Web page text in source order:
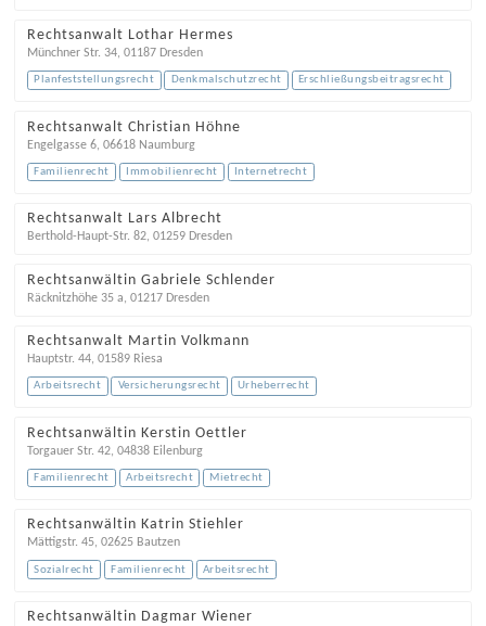
Rechtsanwalt Lothar Hermes
Münchner Str. 34, 01187 Dresden
Planfeststellungsrecht Denkmalschutzrecht Erschließungsbeitragsrecht
Rechtsanwalt Christian Höhne
Engelgasse 6, 06618 Naumburg
Familienrecht Immobilienrecht Internetrecht
Rechtsanwalt Lars Albrecht
Berthold-Haupt-Str. 82, 01259 Dresden
Rechtsanwältin Gabriele Schlender
Räcknitzhöhe 35 a, 01217 Dresden
Rechtsanwalt Martin Volkmann
Hauptstr. 44, 01589 Riesa
Arbeitsrecht Versicherungsrecht Urheberrecht
Rechtsanwältin Kerstin Oettler
Torgauer Str. 42, 04838 Eilenburg
Familienrecht Arbeitsrecht Mietrecht
Rechtsanwältin Katrin Stiehler
Mättigstr. 45, 02625 Bautzen
Sozialrecht Familienrecht Arbeitsrecht
Rechtsanwältin Dagmar Wiener